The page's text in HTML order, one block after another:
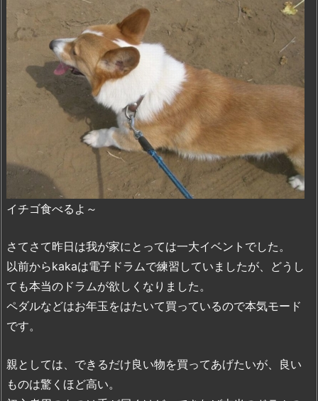
イチゴ食べるよ～
さてさて昨日は我が家にとっては一大イベントでした。
以前からkakaは電子ドラムで練習していましたが、どうし
ても本当のドラムが欲しくなりました。
ペダルなどはお年玉をはたいて買っているので本気モード
です。
親としては、できるだけ良い物を買ってあげたいが、良い
ものは驚くほど高い。